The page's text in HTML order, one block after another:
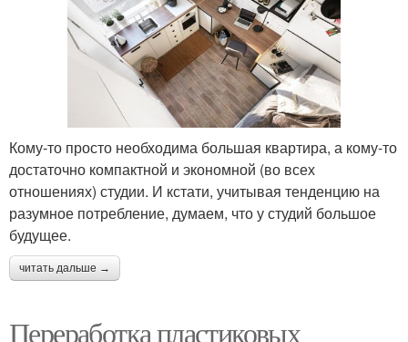
Кому-то просто необходима большая квартира, а кому-то
достаточно компактной и экономной (во всех
отношениях) студии. И кстати, учитывая тенденцию на
разумное потребление, думаем, что у студий большое
будущее.
читать дальше →
Переработка пластиковых